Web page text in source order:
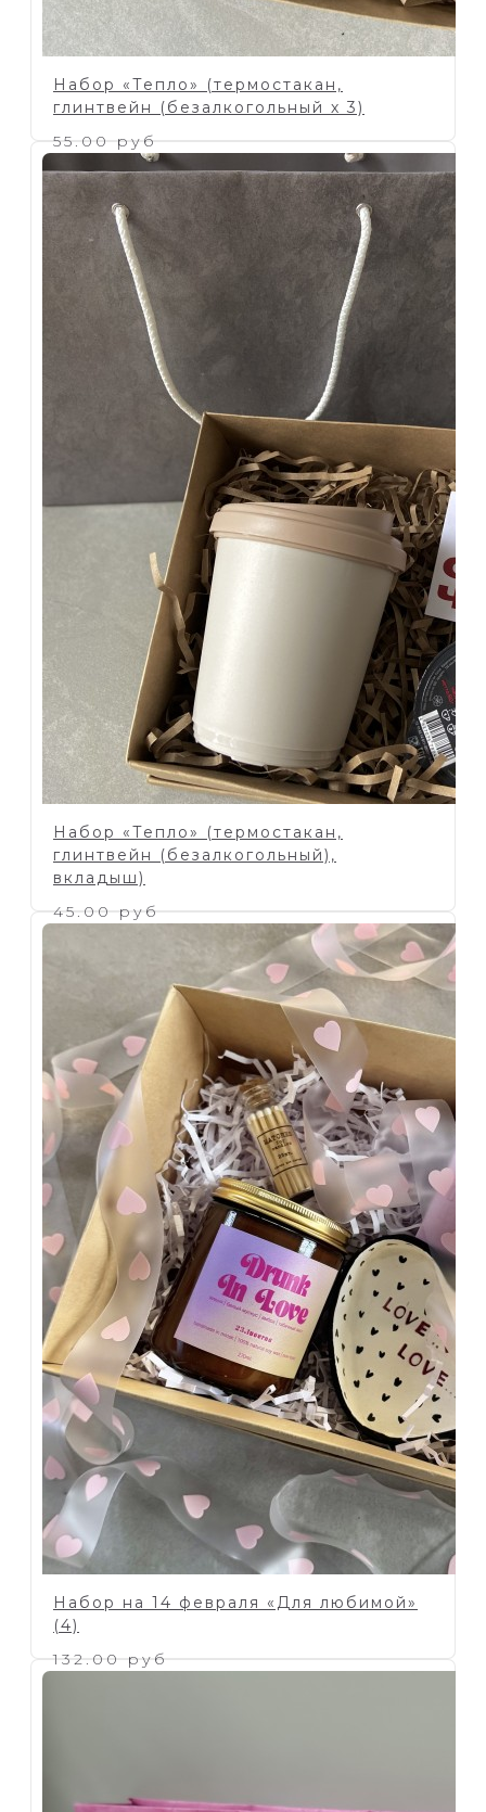
Набор «Тепло» (термостакан,
глинтвейн (безалкогольный х 3)
55.00 руб
Набор «Тепло» (термостакан,
глинтвейн (безалкогольный),
вкладыш)
45.00 руб
Набор на 14 февраля «Для любимой»
(4)
132.00 руб